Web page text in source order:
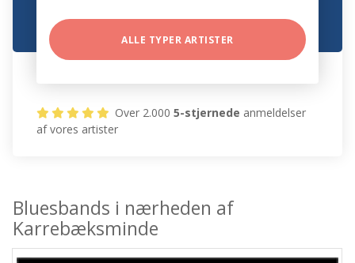
ALLE TYPER ARTISTER
Over 2.0005-stjernede anmeldelser
af vores artister
Bluesbands i nærheden af
Karrebæksminde